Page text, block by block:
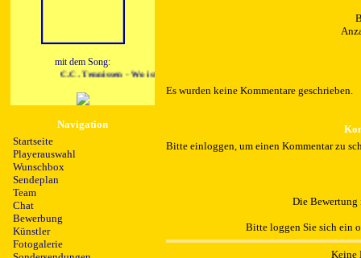
mit dem Song:
C.C. Tennissen - Wo ist IBO
Navigation
Startseite
Playerauswahl
Wunschbox
Sendeplan
Team
Chat
Bewerbung
Künstler
Fotogalerie
Es wurden keine Kommentare geschrieben.
Bitte einloggen, um einen Kommentar zu
Die
Bitte loggen Sie sich ein
Keine